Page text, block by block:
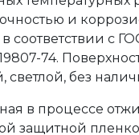
и
соответствии с
74.
светлой, без
в процессе
защитной